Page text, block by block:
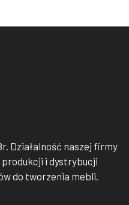
Działalność naszej firmy
i dystrybucji
do tworzenia mebli.